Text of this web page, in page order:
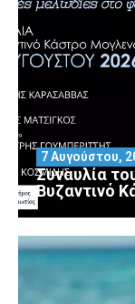
Συναυλία
Βυζαντινό
7 Αυγούστου,